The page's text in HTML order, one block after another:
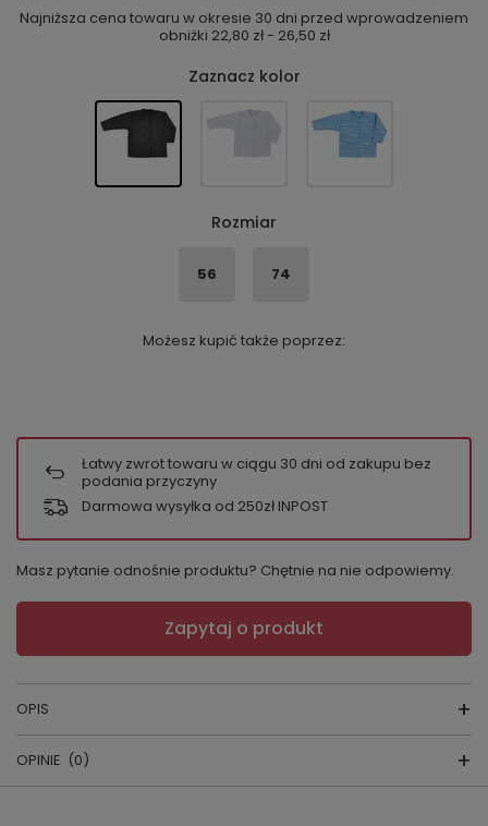
Najniższa cena towaru w okresie 30 dni przed wprowadzeniem
obniżki 22,80 zł - 26,50 zł
Zaznacz kolor
Rozmiar
56 74
Możesz kupić także poprzez:
Łatwy zwrot towaru w ciągu 30 dni od zakupu bez
podania przyczyny
Darmowa wysyłka od 250zł INPOST
Masz pytanie odnośnie produktu? Chętnie na nie odpowiemy.
Zapytaj o produkt
OPIS
KAFTAN Mountains
OPINIE (0)